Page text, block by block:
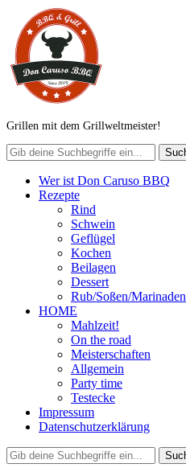
Grillen mit dem Grillweltmeister!
Wer ist Don Caruso BBQ
Rezepte
Rind
Schwein
Geflügel
Kochen
Beilagen
Dessert
Rub/Soßen/Marinaden
HOME
Mahlzeit!
On the road
Meisterschaften
Allgemein
Party time
Testecke
Impressum
Datenschutzerklärung